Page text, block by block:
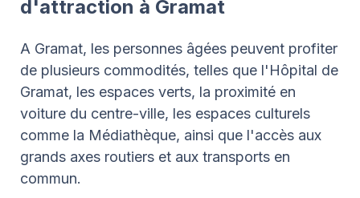
d'attraction à Gramat
A Gramat, les personnes âgées peuvent profiter
de plusieurs commodités, telles que l'Hôpital de
Gramat, les espaces verts, la proximité en
voiture du centre-ville, les espaces culturels
comme la Médiathèque, ainsi que l'accès aux
grands axes routiers et aux transports en
commun.